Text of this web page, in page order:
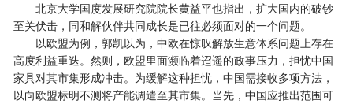
北京大学国度发展研究院院长黄益平也指出，扩大国内的破钞
至关伏击，同和解伙伴共同成长是已往必须面对的一个问题。
以欧盟为例，郭凯以为，中欧在惊叹解放生意体系问题上存在
高度利益重迭。然则，欧盟里面濒临着迢遥的政事压力，担忧中国
家具对其市集形成冲击。为缓解这种担忧，中国需接收多项方法，
以向欧盟标明不测将产能调遣至其市集。当先，中国应推出范围可